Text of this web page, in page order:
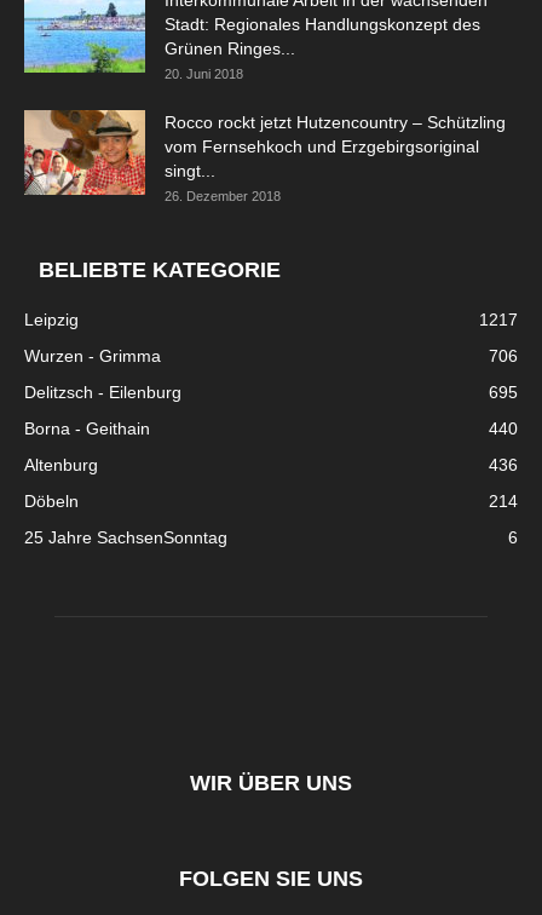
Stadt: Regionales Handlungskonzept des
Grünen Ringes...
20. Juni 2018
Rocco rockt jetzt Hutzencountry – Schützling
vom Fernsehkoch und Erzgebirgsoriginal
singt...
26. Dezember 2018
BELIEBTE KATEGORIE
Leipzig
1217
Wurzen - Grimma
706
Delitzsch - Eilenburg
695
Borna - Geithain
440
Altenburg
436
Döbeln
214
25 Jahre SachsenSonntag
6
WIR ÜBER UNS
FOLGEN SIE UNS